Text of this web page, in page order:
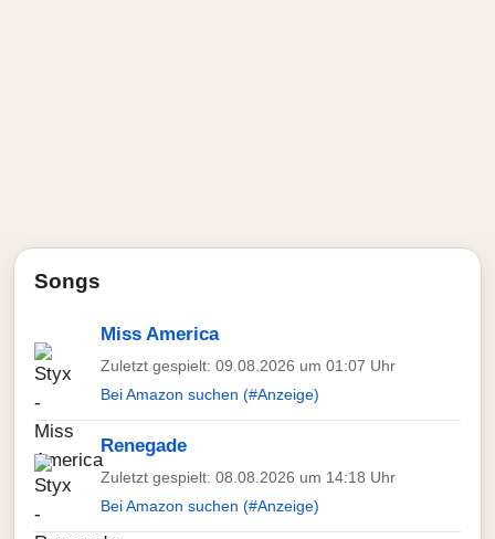
Songs
Miss America
Zuletzt gespielt: 09.08.2026 um 01:07 Uhr
Bei Amazon suchen (#Anzeige)
Renegade
Zuletzt gespielt: 08.08.2026 um 14:18 Uhr
Bei Amazon suchen (#Anzeige)